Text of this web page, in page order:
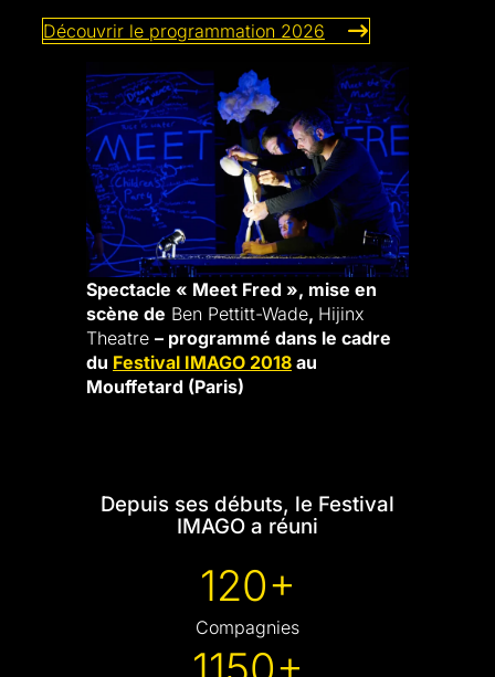
Découvrir le programmation 2026
Spectacle « Meet Fred », mise en
scène de Ben Pettitt-Wade, Hijinx
Theatre – programmé dans le cadre
du Festival IMAGO 2018 au
Mouffetard (Paris)
Depuis ses débuts, le Festival
IMAGO a réuni
120+
Compagnies